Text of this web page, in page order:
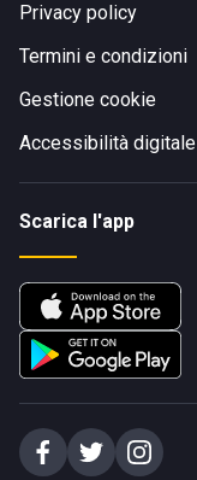
Privacy policy
Termini e condizioni
Gestione cookie
Accessibilità digitale
Scarica l'app